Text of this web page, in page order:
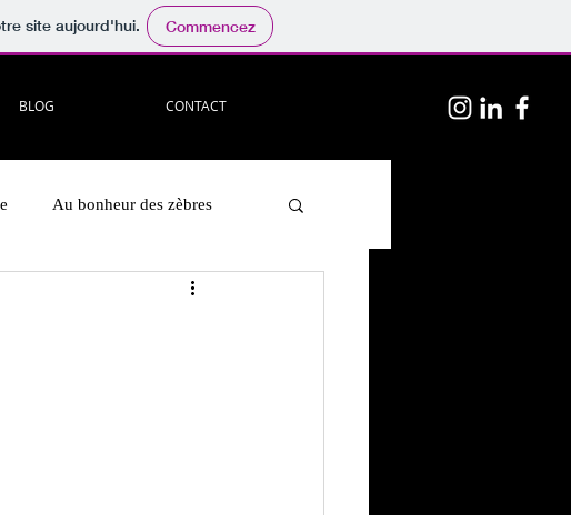
site aujourd'hui. Commencez
BLOG CONTACT
Au bonheur des zèbres